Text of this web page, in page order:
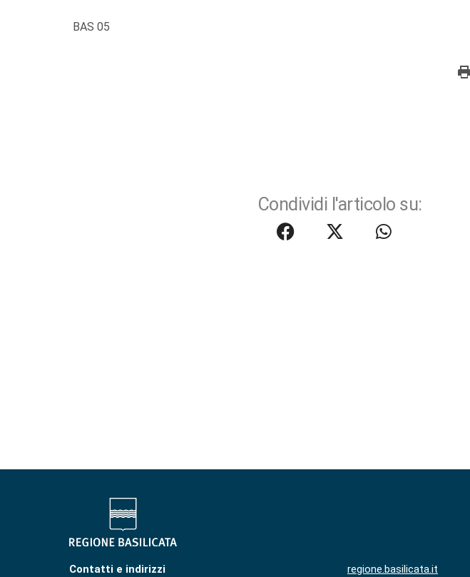
BAS 05
Condividi l'articolo su:
Contatti e indirizzi regione.basilicata.it